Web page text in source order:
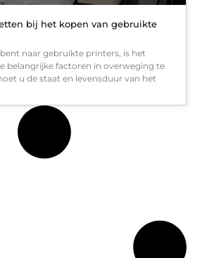
bij het kopen van gebruikte
naar gebruikte printers, is het
belangrijke factoren in overweging te
u de staat en levensduur van het